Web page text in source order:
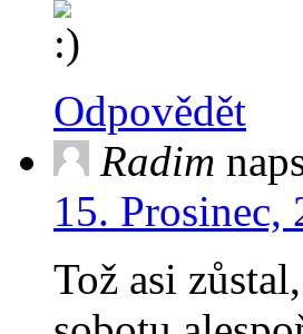
Odpovědět
Radim
15. Prosinec,
Tož asi